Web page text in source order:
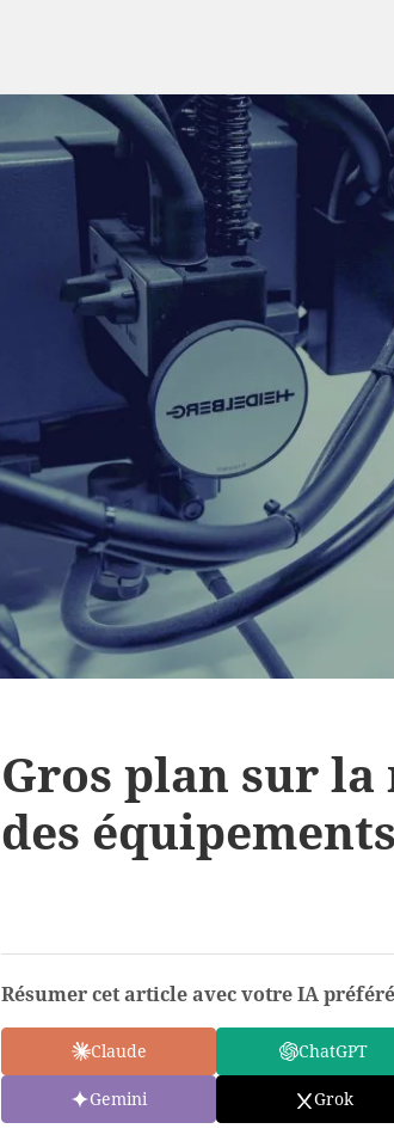
Gros plan sur
des
Résumer cet article avec votre IA
Claude ChatGPT
Gemini Grok